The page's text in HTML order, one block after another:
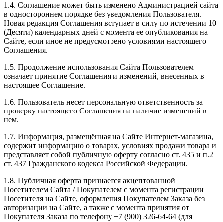
1.4. Соглашение может быть изменено Администрацией сайта
в одностороннем порядке без уведомления Пользователя.
Новая редакция Соглашения вступает в силу по истечении 10
(Десяти) календарных дней с момента ее опубликования на
Сайте, если иное не предусмотрено условиями настоящего
Соглашения.
1.5. Продолжение использования Сайта Пользователем
означает принятие Соглашения и изменений, внесенных в
настоящее Соглашение.
1.6. Пользователь несет персональную ответственность за
проверку настоящего Соглашения на наличие изменений в
нем.
1.7. Информация, размещённая на Сайте Интернет-магазина,
содержит информацию о товарах, условиях продажи товара и
представляет собой публичную оферту согласно ст. 435 и п.2
ст. 437 Гражданского кодекса Российской Федерации.
1.8. Публичная оферта признается акцептованной
Посетителем Сайта / Покупателем с момента регистрации
Посетителя на Сайте, оформления Покупателем Заказа без
авторизации на Сайте, а также с момента принятия от
Покупателя Заказа по телефону +7 (900) 326-64-64 (для